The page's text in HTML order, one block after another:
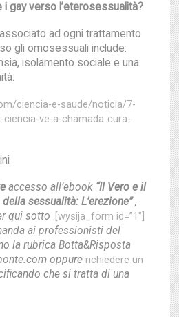
i gayverso l’eterosessualità?
ad ogni trattamento
gli omosessuali include:
isolamento sociale e una
ciencia-e-saude/noticia/7-
ve-a-chamada-cura-
accesso all’ebook “Il Vero e il
sessualità: L’erezione”,
qui sotto .[wysija_form id=”1″]
ai professionisti del
la rubrica Botta&Risposta
oppure richiedere un
che si tratta di una